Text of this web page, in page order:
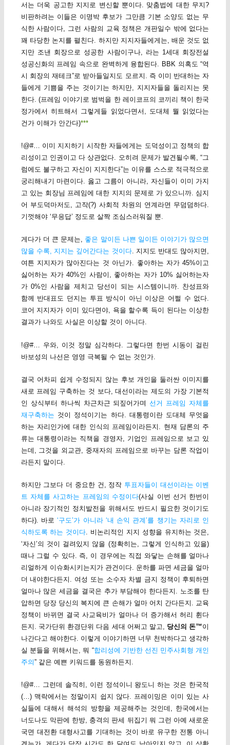
서는 더욱 공고한 지지로 변신할 뿐이다. 맞춤법에 대한 무지?
비판하려는 이들은 이명박 후보가 그만큼 기본 소양도 없는 무
식한 사람이다, 그런 사람의 교육 정책은 개판일수 밖에 없다는
꽤 타당한 논지를 펼친다. 하지만 지지자들에게는, 배운 것도 없
지만 조낸 회장으로 성공한 사람이구나, 라는 1세대 회장전설
성공신화의 프레임 속으로 완벽하게 융합된다. BBK 의혹도 “역
시 회장의 재테크”로 받아들일지도 모르지. 즉 이미 반대하는 자
들에게 기쁨을 주는 것이기는 하지만, 지지자들을 돌리지는 못
한다. (프레임 이야기로 범벅을 한 레이코프의 코끼리 책이 한국
정가에서 히트해서 그렇게들 읽었다면서, 도대체 뭘 읽었다는
건가 이해가 안간다)***
!@#… 이미 지지하기 시작한 자들에게는 도덕성이고 정책의 합
리성이고 인권이고 다 상관없다. 오히려 문제가 발견될수록, “그
럼에도 불구하고 자신이 지지한다”는 이유를 스스로 적극적으로
궁리해내기 마련이다. 옳고 그름이 아니라, 자신들이 이미 가지
고 있는 회장님 프레임에 대한 지지의 문제로 가 있으니까. 심지
어 부도덕마저도, 고작(?) 사회적 차원의 연계라면 무덤덤하다.
기껏해야 ‘무응답’ 정도로 살짝 조심스러워질 뿐.
게다가 더 큰 문제는, 좋은 말이든 나쁜 일이든 이야기가 많으면
많을 수록, 지지는 깊어간다는 것이다. 지지도 반대도 많아지면,
여튼 지지자가 많아진다는 것 아닌가. 좋아하는 자가 45%이고
싫어하는 자가 40%인 사람이, 좋아하는 자가 10% 싫어하는자
가 0%인 사람을 제치고 당선이 되는 시스템이니까. 찬성표와
함께 반대표도 던지는 투표 방식이 아닌 이상은 어쩔 수 없다.
코어 지지자가 이미 있다면야, 욕을 할수록 득이 된다는 이상한
결과가 나와도 사실은 이상할 것이 아니다.
!@#… 우와, 이것 정말 심각하다. 그렇다면 한번 시동이 걸린
바보성의 나선은 영영 극복될 수 없는 것인가.
결국 어차피 쉽게 수정되지 않는 후보 개인을 둘러싼 이미지를
새로 프레임 구축하는 것 보다, 대선이라는 제도의 가장 기본적
인 상식부터 하나씩 차근차근 되짚어가며선거 프레임 자체를
재구축하는 것이 정석이기는 하다. 대통령이란 도대체 무엇을
하는 자리인가에 대한 인식의 프레임이라든지. 현재 담론의 주
류는 대통령이라는 직책을 경영자, 기업인 프레임으로 보고 있
는데, 그것을 외교관, 중재자의 프레임으로 바꾸는 담론 작업이
라든지 말이다.
하지만 그보다 더 중요한 건, 정작 투표자들이 대선이라는 이벤
트 자체를 사고하는 프레임의 수정이다(사실 이번 선거 한번이
아니라 장기적인 정치발전을 위해서도 반드시 필요한 것이기도
하다). 바로‘구도’가 아니라 ‘내 손익 관계’를 챙기는 자리로 인
식하도록 하는 것이다 . 비논리적인 지지 성향을 유지하는 것은,
‘자신’의 것이 걸려있지 않을 (정확히는, 그렇게 인식하고 있을)
때나 그럴 수 있다. 즉, 이 경우에는 직접 와닿는 손해를 얼마나
리얼하게 이슈화시키는지가 관건이다. 운하를 파면 세금을 얼마
더 내야한다든지. 여성 또는 소수자 차별 금지 정책이 후퇴하면
얼마나 많은 세금을 결국은 추가 부담해야 한다든지. 노조를 탄
압하면 당장 당신의 복지에 큰 손해가 얼마 어치 간다든지. 교육
정책이 바뀌면 결국 사교육비가 얼마나 더 증가해서 허리 휜다
든지. 국가단위 환경단위 다음 세대 어쩌고 말고, 당신의 돈™이
나간다고 해야한다. 이렇게 이야기하면 너무 천박하다고 생각하
실 분들을 위해서는, 뭐 “합리성에 기반한 선진 민주사회형 개인
주의” 같은 예쁜 키워드를 동원하든지.
!@#… 그런데 솔직히, 이런 정석이니 왕도니 하는 것은 한국적
(…) 맥락에서는 정말이지 쉽지 않다. 프레이밍은 이미 있는 사
실들에 대해서 해석의 방향을 제공해주는 것인데, 한국에서는
너도나도 막판에 한방, 충격의 판세 뒤집기 뭐 그런 아예 새로운
국면 대전환 대형사고를 기대하는 것이 바로 유구한 전통 아니